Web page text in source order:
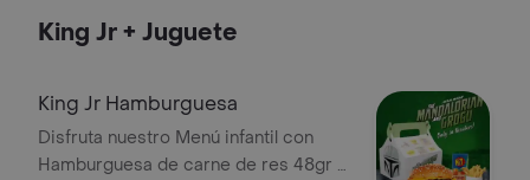
con cualquiera de nuestras deliciosas
King Jr + Juguete
King Jr Hamburguesa
Disfruta nuestro Menú infantil con
Hamburguesa de carne de res 48gr a